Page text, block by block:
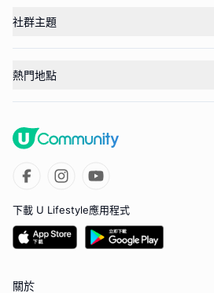
社群主題
熱門地點
下載 U Lifestyle應用程式
關於